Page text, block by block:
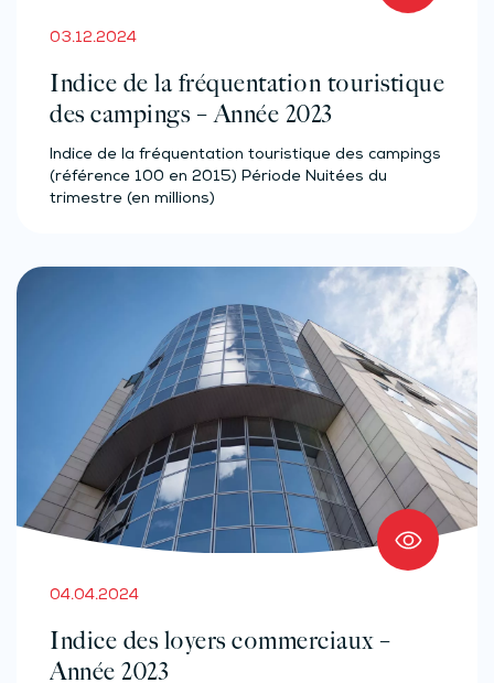
03.12.2024
Indice de la fréquentation touristique
des campings – Année 2023
Indice de la fréquentation touristique des campings
(référence 100 en 2015) Période Nuitées du
trimestre (en millions)
04.04.2024
Indice des loyers commerciaux –
Année 2023